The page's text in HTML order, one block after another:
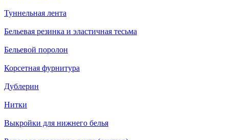
Туннельная лента
Бельевая резинка и эластичная тесьма
Бельевой поролон
Корсетная фурнитура
Дублерин
Нитки
Выкройки для нижнего белья